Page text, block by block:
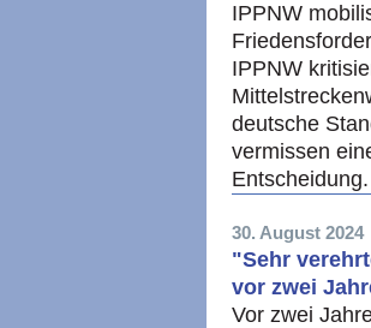
IPPNW
IPPNW
deutsche
vermissen
Entscheidung.
30. August 2024
"Sehr
vor zwei
Vor zwei